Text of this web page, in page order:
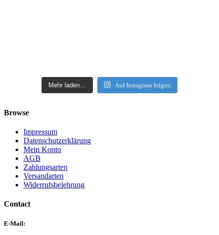
Mehr laden… Auf Instagram folgen
Browse
Impressum
Datenschutzerklärung
Mein Konto
AGB
Zahlungsarten
Versandarten
Widerrufsbelehrung
Contact
E-Mail: